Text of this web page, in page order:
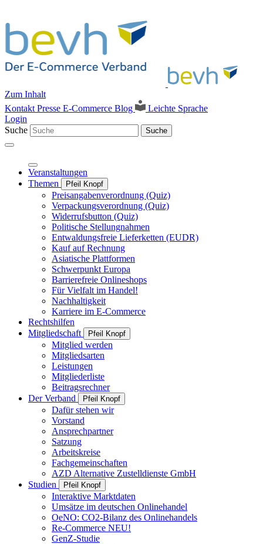
Zum Inhalt
Kontakt Presse E-Commerce Blog
Leichte Sprache
Login
Suche
Suche
Veranstaltungen
Themen
Pfeil Knopf
Preisangabenverordnung (Quiz)
Verpackungsverordnung (Quiz)
Widerrufsbutton (Quiz)
Politische Stellungnahmen
Entwaldungsfreie Lieferketten (EUDR)
Kauf auf Rechnung
Asiatische Plattformen
Schwerpunkt Europa
Barrierefreie Onlineshops
Für Vielfalt im Handel!
Nachhaltigkeit
Karriere im E-Commerce
Rechtshilfen
Mitgliedschaft
Pfeil Knopf
Mitglied werden
Mitgliedsarten
Leistungen
Mitgliederliste
Beitragsrechner
Der Verband
Pfeil Knopf
Dafür stehen wir
Vorstand
Ansprechpartner
Satzung
Arbeitskreise
Fachgemeinschaften
AZD Alternative Zustelldienste GmbH
Studien
Pfeil Knopf
Interaktive Marktdaten
Umsätze im deutschen Onlinehandel
OeNO: CO2-Bilanz des Onlinehandels
Re-Commerce NEU!
GenZ-Studie